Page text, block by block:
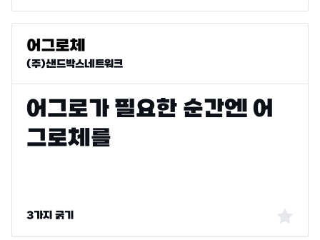
(주)샌드박스네트워크
3가지 굵기